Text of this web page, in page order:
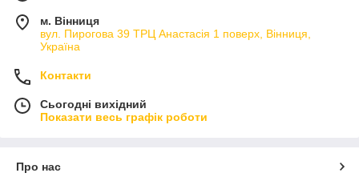
м. Вінниця
вул. Пирогова 39 ТРЦ Анастасія 1 поверх, Вінниця,
Україна
Контакти
Сьогодні вихідний
Показати весь графік роботи
Про нас